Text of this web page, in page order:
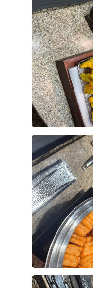
하실 것 같았어요.
하고 종류가 다양
있을 것 같았습니
특히 부모님과 함
식 퀄리티가 생각
어요. 결혼식을 준
쓰이는 부분 중 하
덜 수 있었던 것 같
예식이 얼마 남지
까지 다시 둘러보
뒤 이곳에서 소중
니 설레기도 하고
웨딩그룹위더스 영
예랑분들이라면 꼭
을 보고 나면 훨씬
사를 추천할 수 있
회는 꼭 드셔보셨
딩홀 시식 후기였
한식, 중식, 양식,
고, 음식마다 맛의
러웠습니다.
디저트도 과일, 케
식사를 마무리하기
까지 선택지가 다양
직원분들께서 빈
족하지 않도록 수
있었습니다.
직접 시식해 보니
를 대접할 수 있을
과 맛, 서비스까지
었습니다.
더 보기
후기가 도움이 되었
윤지훈, 이슬기
본식 한달 반 전 시
습니다. 음식 종류가 다양했고 한식, 양식, 중식, 디저트까
지 전반적으로 맛
특히 스테이크가
요..^^ 거기다 보
외에도 사이드 하
분들도 식사만큼은
더 보기